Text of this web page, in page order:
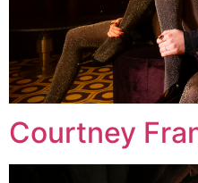
Courtney